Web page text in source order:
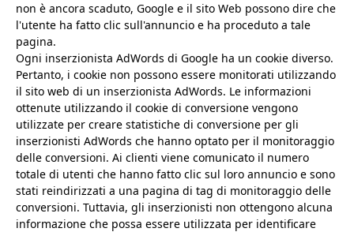
non è ancora scaduto, Google e il sito Web possono dire che
l'utente ha fatto clic sull'annuncio e ha proceduto a tale
pagina.
Ogni inserzionista AdWords di Google ha un cookie diverso.
Pertanto, i cookie non possono essere monitorati utilizzando
il sito web di un inserzionista AdWords. Le informazioni
ottenute utilizzando il cookie di conversione vengono
utilizzate per creare statistiche di conversione per gli
inserzionisti AdWords che hanno optato per il monitoraggio
delle conversioni. Ai clienti viene comunicato il numero
totale di utenti che hanno fatto clic sul loro annuncio e sono
stati reindirizzati a una pagina di tag di monitoraggio delle
conversioni. Tuttavia, gli inserzionisti non ottengono alcuna
informazione che possa essere utilizzata per identificare